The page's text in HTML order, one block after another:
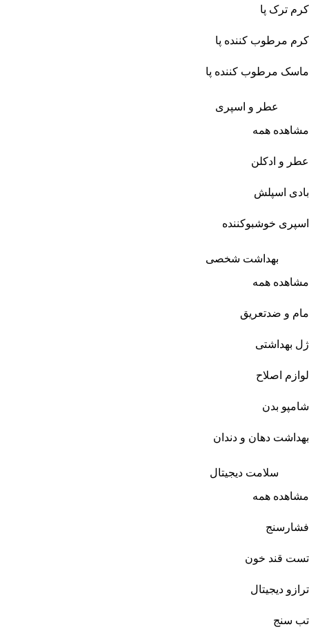
کرم ترک پا
کرم مرطوب کننده پا
ماسک مرطوب کننده پا
عطر و اسپری
مشاهده همه
عطر و ادکلن
بادی اسپلش
اسپری خوشبوکننده
بهداشت شخصی
مشاهده همه
مام و ضدتعریق
ژل بهداشتی
لوازم اصلاح
شامپو بدن
بهداشت دهان و دندان
سلامت دیجیتال
مشاهده همه
فشارسنج
تست قند خون
ترازو دیجیتال
تب سنج